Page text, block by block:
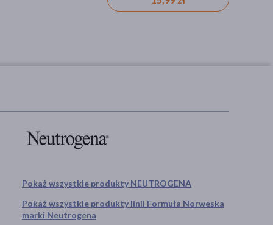
Pokaż wszystkie produkty NEUTROGENA
Pokaż wszystkie produkty linii Formuła Norweska
marki Neutrogena